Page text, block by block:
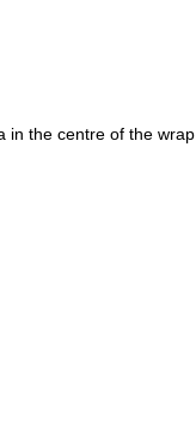
in the centre of the wrap